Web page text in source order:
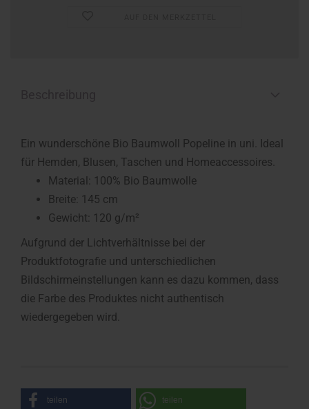
Ein wunderschöne Bio Baumwoll Popeline in uni. Ideal
für Hemden, Blusen, Taschen und Homeaccessoires.
Material: 100% Bio Baumwolle
Breite: 145 cm
Gewicht: 120 g/m²
Aufgrund der Lichtverhältnisse bei der
Produktfotografie und unterschiedlichen
Bildschirmeinstellungen kann es dazu kommen, dass
die Farbe des Produktes nicht authentisch
wiedergegeben wird.
teilen teilen